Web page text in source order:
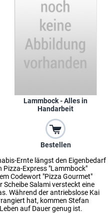
Lammbock - Alles in
Handarbeit
Bestellen
Ernte längst den Eigenbedarf
Pizza-Express "Lammbock"
Codewort "Pizza Gourmet"
Salami versteckt eine
Während der antriebslose Kai
hat, kommen Stefan
auf Dauer genug ist.